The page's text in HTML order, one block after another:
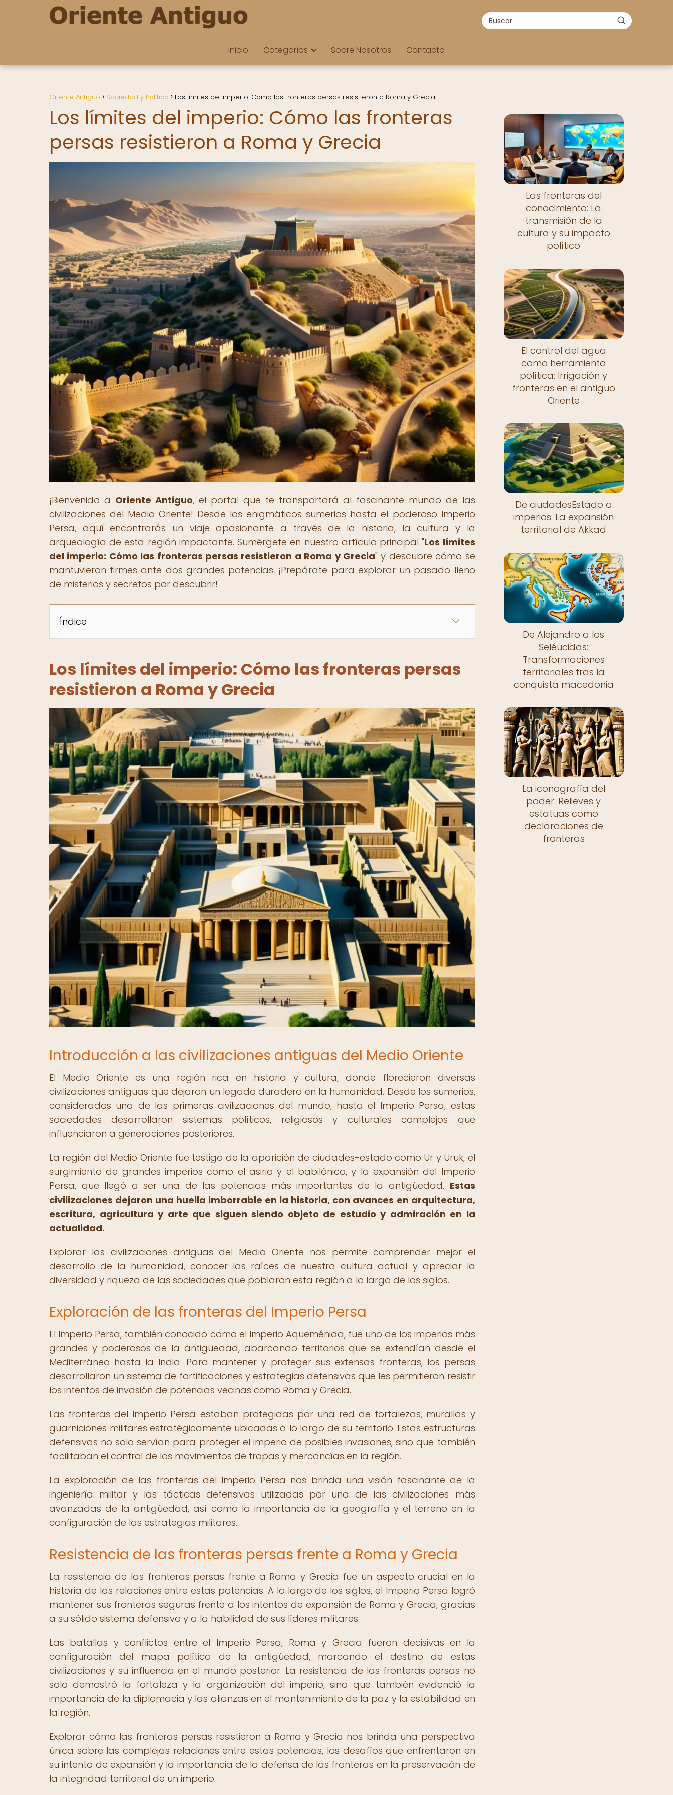
Inicio Categorías Sobre Nosotros Contacto
Oriente Antiguo Sociedad y Política Los límites del imperio: Cómo las fronteras persas resistieron a Roma y Grecia
Los límites del imperio: Cómo las fronteras
persas resistieron a Roma y Grecia
¡Bienvenido a Oriente Antiguo, el portal que te transportará al fascinante mundo de las
civilizaciones del Medio Oriente! Desde los enigmáticos sumerios hasta el poderoso Imperio
Persa, aquí encontrarás un viaje apasionante a través de la historia, la cultura y la
arqueología de esta región impactante. Sumérgete en nuestro artículo principal "Los límites
del imperio: Cómo las fronteras persas resistieron a Roma y Grecia" y descubre cómo se
mantuvieron firmes ante dos grandes potencias. ¡Prepárate para explorar un pasado lleno
de misterios y secretos por descubrir!
Índice
Los límites del imperio: Cómo las fronteras persas
resistieron a Roma y Grecia
Introducción a las civilizaciones antiguas del Medio Oriente
El Medio Oriente es una región rica en historia y cultura, donde florecieron diversas
civilizaciones antiguas que dejaron un legado duradero en la humanidad. Desde los sumerios,
considerados una de las primeras civilizaciones del mundo, hasta el Imperio Persa, estas
sociedades desarrollaron sistemas políticos, religiosos y culturales complejos que
influenciaron a generaciones posteriores.
La región del Medio Oriente fue testigo de la aparición de ciudades-estado como Ur y Uruk, el
surgimiento de grandes imperios como el asirio y el babilónico, y la expansión del Imperio
Persa, que llegó a ser una de las potencias más importantes de la antigüedad. Estas
civilizaciones dejaron una huella imborrable en la historia, con avances en arquitectura,
escritura, agricultura y arte que siguen siendo objeto de estudio y admiración en la
actualidad.
Explorar las civilizaciones antiguas del Medio Oriente nos permite comprender mejor el
desarrollo de la humanidad, conocer las raíces de nuestra cultura actual y apreciar la
diversidad y riqueza de las sociedades que poblaron esta región a lo largo de los siglos.
Exploración de las fronteras del Imperio Persa
El Imperio Persa, también conocido como el Imperio Aqueménida, fue uno de los imperios más
grandes y poderosos de la antigüedad, abarcando territorios que se extendían desde el
Mediterráneo hasta la India. Para mantener y proteger sus extensas fronteras, los persas
desarrollaron un sistema de fortificaciones y estrategias defensivas que les permitieron resistir
los intentos de invasión de potencias vecinas como Roma y Grecia.
Las fronteras del Imperio Persa estaban protegidas por una red de fortalezas, murallas y
guarniciones militares estratégicamente ubicadas a lo largo de su territorio. Estas estructuras
defensivas no solo servían para proteger el imperio de posibles invasiones, sino que también
facilitaban el control de los movimientos de tropas y mercancías en la región.
La exploración de las fronteras del Imperio Persa nos brinda una visión fascinante de la
ingeniería militar y las tácticas defensivas utilizadas por una de las civilizaciones más
avanzadas de la antigüedad, así como la importancia de la geografía y el terreno en la
configuración de las estrategias militares.
Resistencia de las fronteras persas frente a Roma y Grecia
La resistencia de las fronteras persas frente a Roma y Grecia fue un aspecto crucial en la
historia de las relaciones entre estas potencias. A lo largo de los siglos, el Imperio Persa logró
mantener sus fronteras seguras frente a los intentos de expansión de Roma y Grecia, gracias
a su sólido sistema defensivo y a la habilidad de sus líderes militares.
Las batallas y conflictos entre el Imperio Persa, Roma y Grecia fueron decisivas en la
configuración del mapa político de la antigüedad, marcando el destino de estas
civilizaciones y su influencia en el mundo posterior. La resistencia de las fronteras persas no
solo demostró la fortaleza y la organización del imperio, sino que también evidenció la
importancia de la diplomacia y las alianzas en el mantenimiento de la paz y la estabilidad en
la región.
Explorar cómo las fronteras persas resistieron a Roma y Grecia nos brinda una perspectiva
única sobre las complejas relaciones entre estas potencias, los desafíos que enfrentaron en
su intento de expansión y la importancia de la defensa de las fronteras en la preservación de
la integridad territorial de un imperio.
Las fronteras del
conocimiento: La
transmisión de la
cultura y su impacto
político
El control del agua
como herramienta
política: Irrigación y
fronteras en el antiguo
Oriente
De ciudadesEstado a
imperios: La expansión
territorial de Akkad
De Alejandro a los
Seléucidas:
Transformaciones
territoriales tras la
conquista macedonia
La iconografía del
poder: Relieves y
estatuas como
declaraciones de
fronteras